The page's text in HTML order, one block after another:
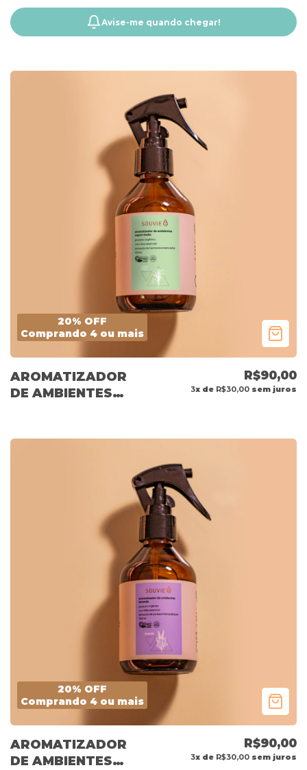
Avise-me quando chegar!
20% OFF
Comprando 4 ou mais
AROMATIZADOR
DE AMBIENTES
R$90,00
3x de R$30,00 sem juros
20% OFF
Comprando 4 ou mais
AROMATIZADOR
DE AMBIENTES
R$90,00
3x de R$30,00 sem juros